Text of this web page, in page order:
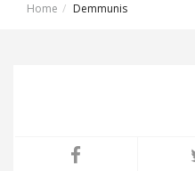
Home Demmunis